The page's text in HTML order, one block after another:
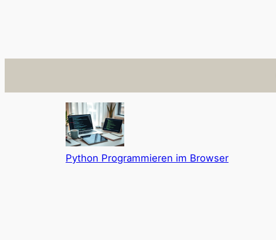
Python Programmieren im Browser